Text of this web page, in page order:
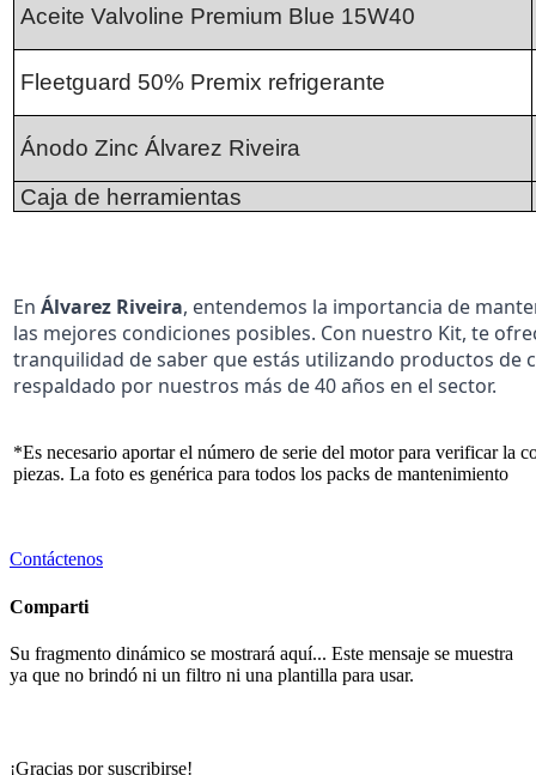
Aceite Valvoline Premium Blue 15W40
Fleetguard 50% Premix refrigerante
Ánodo Zinc Álvarez Riveira
Caja de herramientas
En Álvarez Riveira, entendemos la importancia de
las mejores condiciones posibles. Con nuestro Kit, te
tranquilidad de saber que estás utilizando productos de
respaldado por nuestros más de 40 años en el sector.
*Es necesario aportar el número de serie del motor para verificar la
piezas. La foto es genérica para todos los packs de mantenimiento
Contáctenos
Comparti
Su fragmento dinámico se mostrará aquí... Este mensaje se muestra
ya que no brindó ni un filtro ni una plantilla para usar.
¡Gracias por suscribirse!